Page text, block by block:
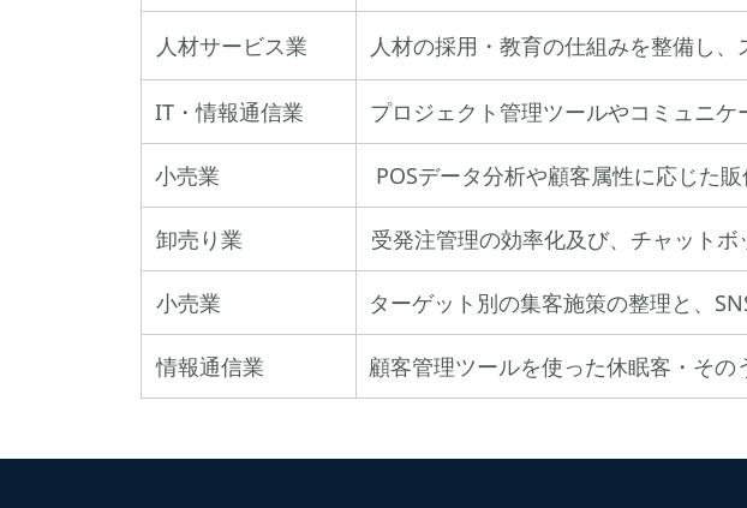
人材サービス業 人材の採用・教育の仕組みを整備し
IT・情報通信業 プロジェクト管理ツールやコミュニケ
小売業 POSデータ分析や顧客属性に応じた
卸売り業 受発注管理の効率化及び、チャット
小売業 ターゲット別の集客施策の整理と、
情報通信業 顧客管理ツールを使った休眠客・その